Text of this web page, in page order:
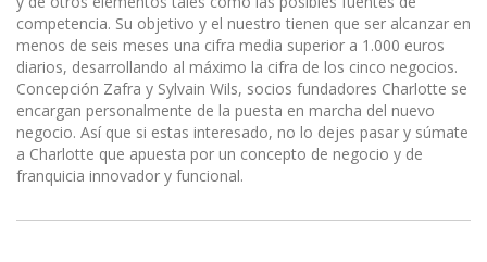
competencia. Su objetivo y el nuestro tienen que ser alcanzar en
menos de seis meses una cifra media superior a 1.000 euros
diarios, desarrollando al máximo la cifra de los cinco negocios.
Concepción Zafra y Sylvain Wils, socios fundadores Charlotte se
encargan personalmente de la puesta en marcha del nuevo
negocio. Así que si estas interesado, no lo dejes pasar y súmate
a Charlotte que apuesta por un concepto de negocio y de
franquicia innovador y funcional.